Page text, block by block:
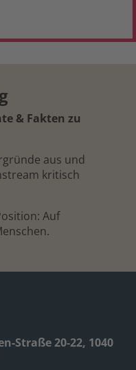
Straße 20-22, 1040
& Fakten zu
aus und
kritisch
Auf